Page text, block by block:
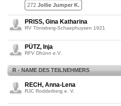
272 Jollie Jumper K.
PRISS, Gina Katharina
RV Tönisberg-Schaephuysen 1921
PÜTZ, Inja
RFV Dhünn e.V.
R - NAME DES TEILNEHMERS
RECH, Anna-Lena
RJC Rodderberg e. V.